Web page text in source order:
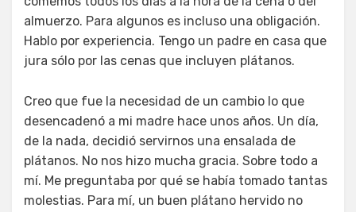
almuerzo. Para algunos es incluso una obligación.
Hablo por experiencia. Tengo un padre en casa que
jura sólo por las cenas que incluyen plátanos.
Creo que fue la necesidad de un cambio lo que
desencadenó a mi madre hace unos años. Un día,
de la nada, decidió servirnos una ensalada de
plátanos. No nos hizo mucha gracia. Sobre todo a
mí. Me preguntaba por qué se había tomado tantas
molestias. Para mí, un buen plátano hervido no